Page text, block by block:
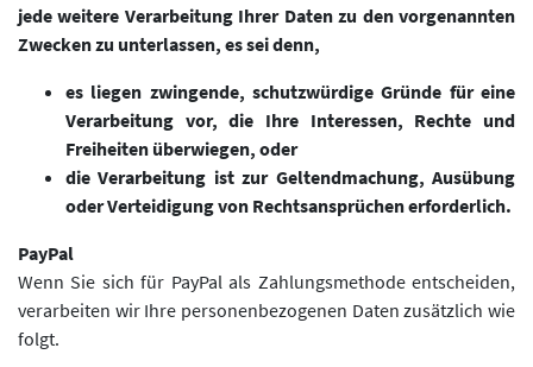
jede weitere Verarbeitung Ihrer Daten zu den vorgenannten
Zwecken zu unterlassen, es sei denn,
es liegen zwingende, schutzwürdige Gründe für eine
Verarbeitung vor, die Ihre Interessen, Rechte und
Freiheiten überwiegen, oder
die Verarbeitung ist zur Geltendmachung, Ausübung
oder Verteidigung von Rechtsansprüchen erforderlich.
PayPal
Wenn Sie sich für PayPal als Zahlungsmethode entscheiden,
verarbeiten wir Ihre personenbezogenen Daten zusätzlich wie
folgt.